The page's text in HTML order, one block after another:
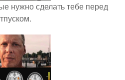
нужно сделать тебе перед